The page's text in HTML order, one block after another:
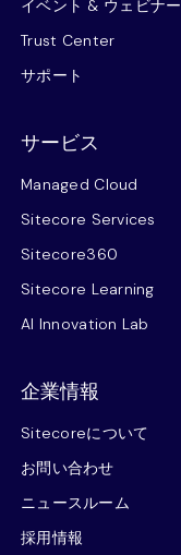
イベント & ウェビナー
Trust Center
サポート
サービス
Managed Cloud
Sitecore Services
Sitecore360
Sitecore Learning
AI Innovation Lab
企業情報
Sitecoreについて
お問い合わせ
ニュースルーム
採用情報